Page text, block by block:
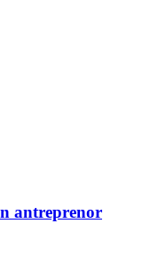
antreprenor